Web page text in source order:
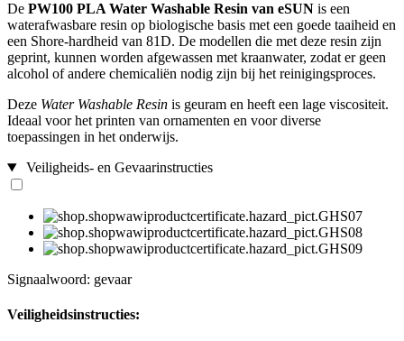
De PW100 PLA Water Washable Resin van eSUN is een
waterafwasbare resin op biologische basis met een goede taaiheid en
een Shore-hardheid van 81D. De modellen die met deze resin zijn
geprint, kunnen worden afgewassen met kraanwater, zodat er geen
alcohol of andere chemicaliën nodig zijn bij het reinigingsproces.
Deze Water Washable Resin is geuram en heeft een lage viscositeit.
Ideaal voor het printen van ornamenten en voor diverse
toepassingen in het onderwijs.
Veiligheids- en Gevaarinstructies
Signaalwoord: gevaar
Veiligheidsinstructies: